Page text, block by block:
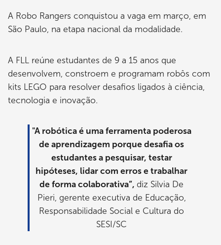
A Robo Rangers conquistou a vaga em março, em
São Paulo, na etapa nacional da modalidade.
A FLL reúne estudantes de 9 a 15 anos que
desenvolvem, constroem e programam robôs com
kits LEGO para resolver desafios ligados à ciência,
tecnologia e inovação.
"A robótica é uma ferramenta poderosa
de aprendizagem porque desafia os
estudantes a pesquisar, testar
hipóteses, lidar com erros e trabalhar
de forma colaborativa”, diz Silvia De
Pieri, gerente executiva de Educação,
Responsabilidade Social e Cultura do
SESI/SC